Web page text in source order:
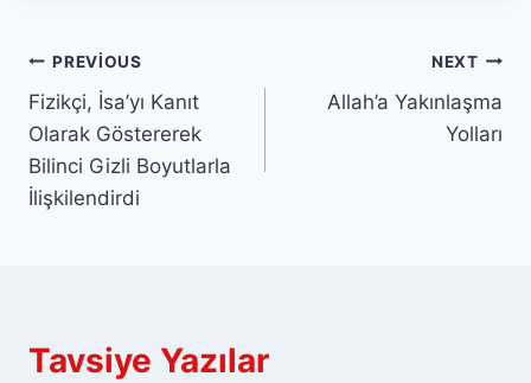
Yazı
gezinmesi
PREVIOUS
Fizikçi, İsa’yı Kanıt
Olarak Göstererek
Bilinci Gizli Boyutlarla
İlişkilendirdi
NEXT
Allah’a Yakınlaşma
Yolları
Tavsiye Yazılar